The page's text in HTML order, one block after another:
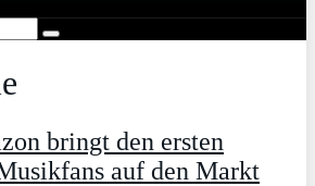
bringt den ersten
auf den Markt